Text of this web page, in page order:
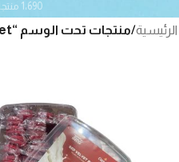
1٬690 منتجات
الرئيسية/منتجات تحت الوسم “Sweet”